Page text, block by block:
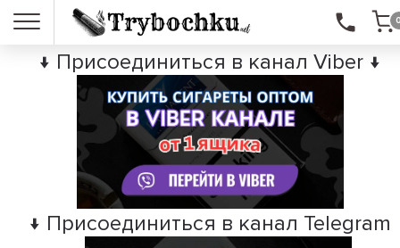
↓ Присоединиться в канал Viber ↓
↓ Присоединиться в канал Telegram